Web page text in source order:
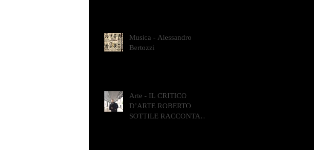
Musica - Alessandro
Bertozzi
Arte - IL CRITICO
D’ARTE ROBERTO
SOTTILE RACCONTA